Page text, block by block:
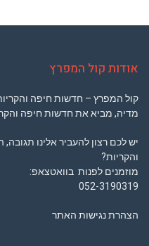
אודות קול המפרץ
קול המפרץ – חדשות חיפה
מדיה, מביא את חדשות חיפה
יש לכם רצון להעביר אלינו
והקריות?
מוזמנים לפנות בוואטצאפ:
052-3190319
הצהרת נגישות האתר